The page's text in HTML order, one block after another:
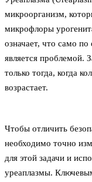
микроорганизм,
микрофлоры
означает, что само по
является проблемой.
только тогда, когда
возрастает.
Чтобы отличить
необходимо точно
для этой задачи и
уреаплазмы.